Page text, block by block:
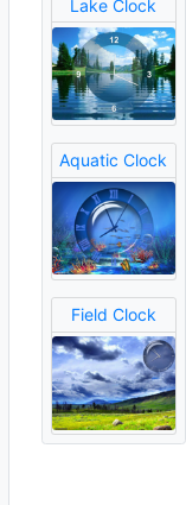
Lake Clock
Aquatic Clock
Field Clock